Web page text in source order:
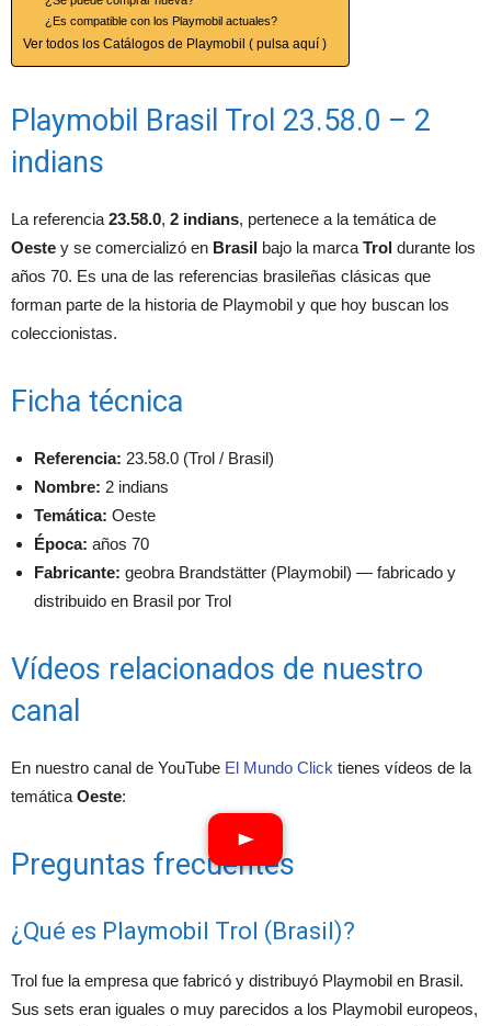
¿Es compatible con los Playmobil actuales?
Ver todos los Catálogos de Playmobil ( pulsa aquí )
Playmobil Brasil Trol 23.58.0 – 2
indians
La referencia 23.58.0, 2 indians, pertenece a la temática de
Oeste y se comercializó en Brasil bajo la marca Trol durante los
años 70. Es una de las referencias brasileñas clásicas que
forman parte de la historia de Playmobil y que hoy buscan los
coleccionistas.
Ficha técnica
Referencia: 23.58.0 (Trol / Brasil)
Nombre: 2 indians
Temática: Oeste
Época: años 70
Fabricante: geobra Brandstätter (Playmobil) — fabricado y
distribuido en Brasil por Trol
Vídeos relacionados de nuestro
canal
En nuestro canal de YouTube El Mundo Click tienes vídeos de la
temática Oeste:
Preguntas frecuentes
¿Qué es Playmobil Trol (Brasil)?
Trol fue la empresa que fabricó y distribuyó Playmobil en Brasil.
Sus sets eran iguales o muy parecidos a los Playmobil europeos,